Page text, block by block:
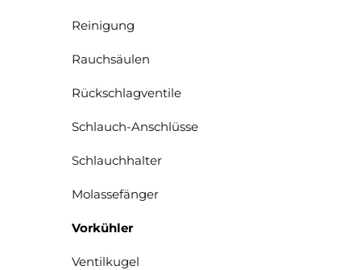
Reinigung
Rauchsäulen
Rückschlagventile
Schlauch-Anschlüsse
Schlauchhalter
Molassefänger
Vorkühler
Ventilkugel